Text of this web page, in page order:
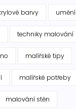
barvy umění
techniky malování
malířské tipy
malířské potřeby
malování stěn